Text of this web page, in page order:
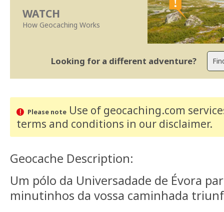
WATCH
How Geocaching Works
Looking for a different adventure?
Please noteUse of geocaching.com
terms and conditions in our disclaimer.
Geocache Description:
Um pólo da Universadade de Évora
minutinhos da vossa caminhada